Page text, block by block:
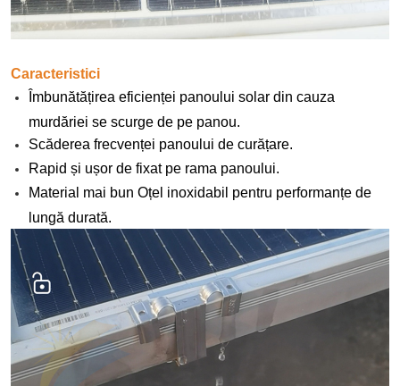
Caracteristici
Îmbunătățirea eficienței panoului solar din cauza
murdăriei se scurge de pe panou.
Scăderea frecvenței panoului de curățare.
Rapid și ușor de fixat pe rama panoului.
Material mai bun Oțel inoxidabil pentru performanțe de
lungă durată.